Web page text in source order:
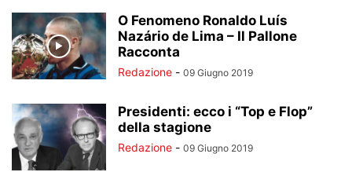
O Fenomeno Ronaldo Luís
Nazário de Lima – Il Pallone
Racconta
Redazione - 09 Giugno 2019
Presidenti: ecco i “Top e Flop”
della stagione
Redazione - 09 Giugno 2019